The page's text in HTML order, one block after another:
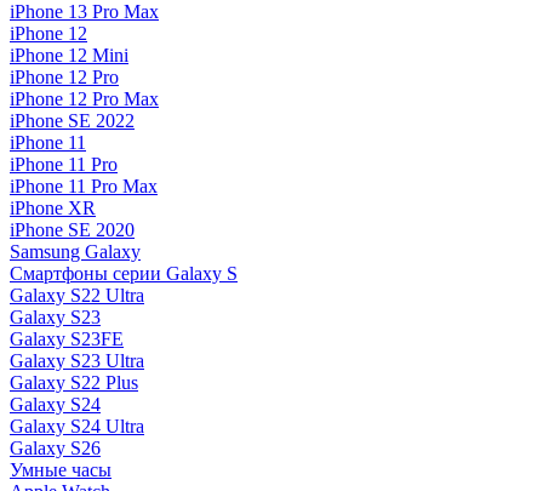
iPhone 13 Pro Max
iPhone 12
iPhone 12 Mini
iPhone 12 Pro
iPhone 12 Pro Max
iPhone SE 2022
iPhone 11
iPhone 11 Pro
iPhone 11 Pro Max
iPhone XR
iPhone SE 2020
Samsung Galaxy
Смартфоны серии Galaxy S
Galaxy S22 Ultra
Galaxy S23
Galaxy S23FE
Galaxy S23 Ultra
Galaxy S22 Plus
Galaxy S24
Galaxy S24 Ultra
Galaxy S26
Умные часы